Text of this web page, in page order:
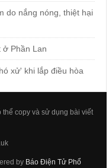
do nắng nóng, thiệt hại
ở Phần Lan
xử' khi lắp điều hòa
thể copy và sử dụng bài viết
by Báo Điện Tử Phổ